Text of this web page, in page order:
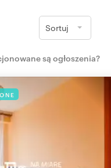
Sortuj
są ogłoszenia?